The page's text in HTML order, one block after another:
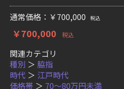
通常価格：￥700,000 税込
￥700,000 税込
関連カテゴリ
種別 ＞ 脇指
時代 ＞ 江戸時代
価格帯 ＞ 70〜80万円未満